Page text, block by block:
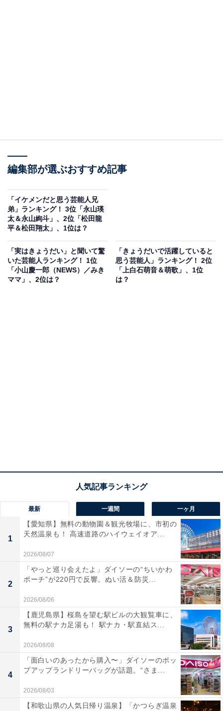
編集部が選ぶおすすめ記事
「イケメンだと思う芸能人兄
弟」ランキング！ 3位「永山瑛
太＆永山絢斗」、2位「松田龍
平＆松田翔太」、1位は？
「実はきょうだい」と聞いて驚
いた芸能人ランキング！ 1位
「小山慶一郎（NEWS）／みき
ママ」、2位は？
「きょうだいで活躍していると
思う芸能人」ランキング！ 2位
「上白石萌音＆萌歌」、1位
は？
最新 一週間 一ヶ月
1
【愛知県】無料の動物園＆観光牧場に、市初の
天然温泉も！ 高速道路のハイウェイオア...
2026/08/07
2
「やっと巡り会えたよ」ダイソーの“ちいかわ
ポーチ”が220円で反響。ぬい活＆防災...
2026/08/06
3
【鹿児島県】桜島を望む駅ビルの大観覧車に、
無料の駅ナカ足湯も！ 駅ナカ・駅直結ス...
2026/08/08
4
「面白いのあったから購入〜」ダイソーのポッ
プアップランドリーバッグが話題。“さま...
2026/08/03
【和歌山県の人気日帰り温泉】「かつらぎ温泉